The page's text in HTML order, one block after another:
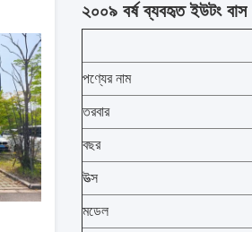
২০০৯ বর্ষ ব্যবহৃত ইউটং
পণ্যের নাম
তরবার
বছর
উত্স
মডেল